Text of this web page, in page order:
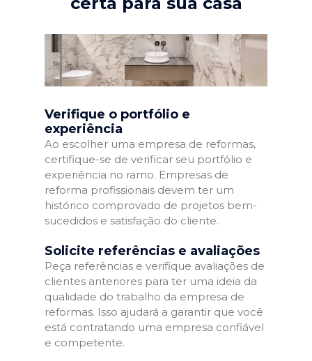
Verifique o portfólio e
experiência
Ao escolher uma empresa de reformas,
certifique-se de verificar seu portfólio e
experiência no ramo. Empresas de
reforma profissionais devem ter um
histórico comprovado de projetos bem-
sucedidos e satisfação do cliente.
Solicite referências e avaliações
Peça referências e verifique avaliações de
clientes anteriores para ter uma ideia da
qualidade do trabalho da empresa de
reformas. Isso ajudará a garantir que você
está contratando uma empresa confiável
e competente.